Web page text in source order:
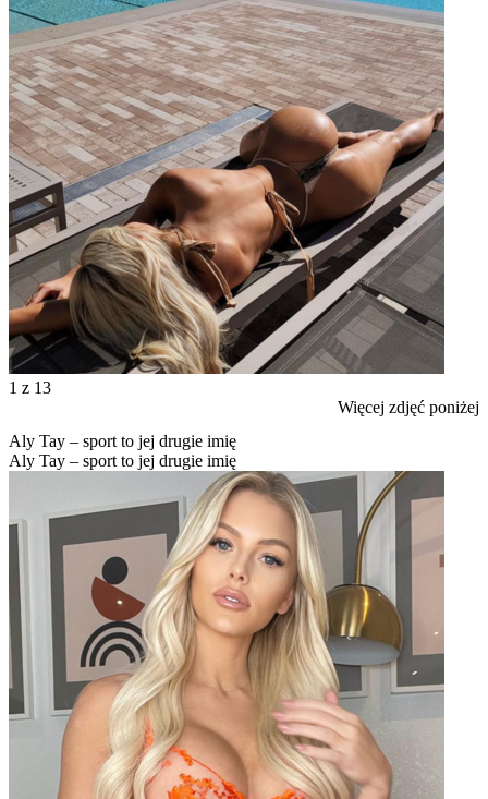
1 z 13
Więcej zdjęć poniżej
Aly Tay – sport to jej drugie imię
Aly Tay – sport to jej drugie imię